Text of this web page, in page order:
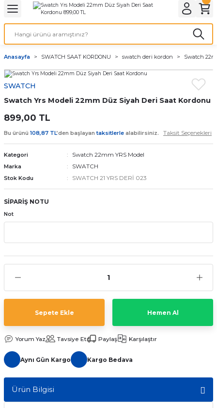
Geri Dön
& ELEKTİRİK AYDINLATMA & ELEKTRİK
Geri Dön
ve Cihaz Pilleri
ÇEŞİTLERİ
Geri Dön
Geri Dön
Kordon Çeşitleri
Kordonları
saat kordonu
Kordonları
Anasayfa SWATCH SAAT KORDONU swatch deri kordon Swatch
SWATCH
Swatch Yrs Modeli 22mm Düz Siyah Deri Saat Kordonu
899,00 TL
Bu ürünü 108,87 TL’den başlayantaksitlerle alabilirsiniz. Taksit Seçenekleri
Kategori Swatch 22mm YRS Model
Marka SWATCH
Stok Kodu SWATCH 21 YRS DERİ 023
SİPARİŞ NOTU
Not
Sepete Ekle Hemen Al
Yorum Yaz Tavsiye Et Paylaş Karşılaştır
Aynı Gün Kargo Kargo Bedava
Ürün Bilgisi